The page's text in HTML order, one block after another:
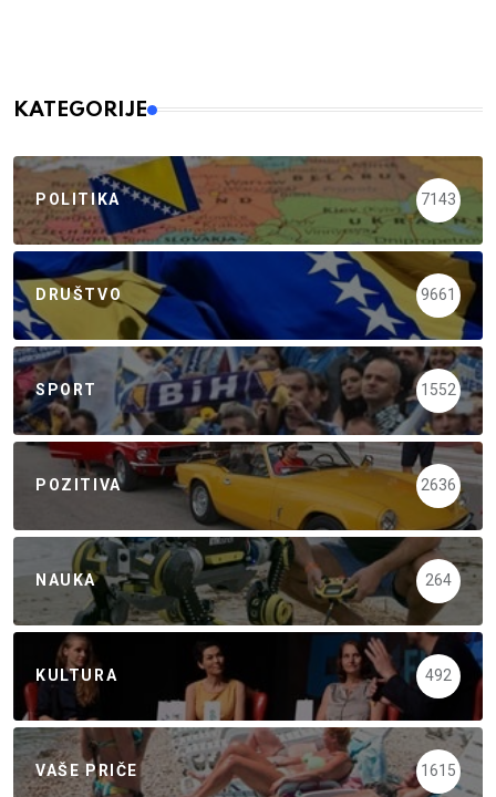
KATEGORIJE
POLITIKA 7143
DRUŠTVO 9661
SPORT 1552
POZITIVA 2636
NAUKA 264
KULTURA 492
VAŠE PRIČE 1615